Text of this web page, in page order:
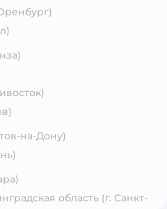
на-Дону)
область (г. Санкт-